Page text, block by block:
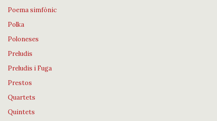
Poema simfònic
Polka
Poloneses
Preludis
Preludis i Fuga
Prestos
Quartets
Quintets